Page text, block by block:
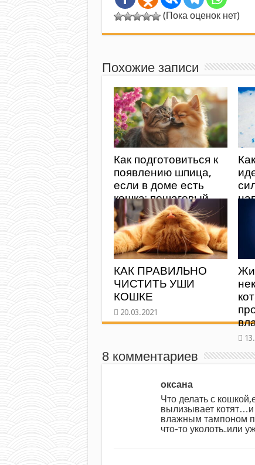
(Пока оценок нет)
Похожие записи
Как подготовиться к
появлению шпица,
если в доме есть
кошка: пошаговый
план для владельцев
КАК ПРАВИЛЬНО
ЧИСТИТЬ УШИ
КОШКЕ
8 комментариев
оксана
Что делать с
вылизывает
влажным тампоном
что-то уколоть..или